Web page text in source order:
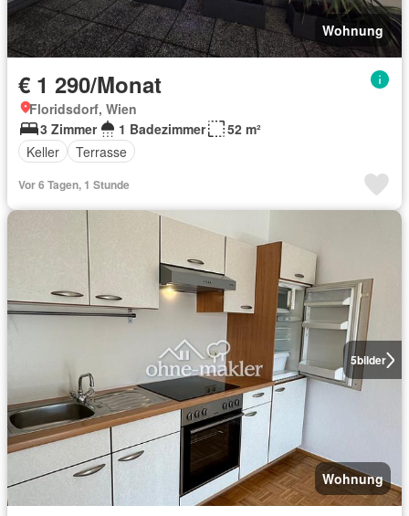
Wohnung
€ 1 290/Monat
Floridsdorf, Wien
3 Zimmer
1 Badezimmer
52 m²
Keller
Terrasse
Vor 6 Tagen, 1 Stunde
5bilder
Wohnung